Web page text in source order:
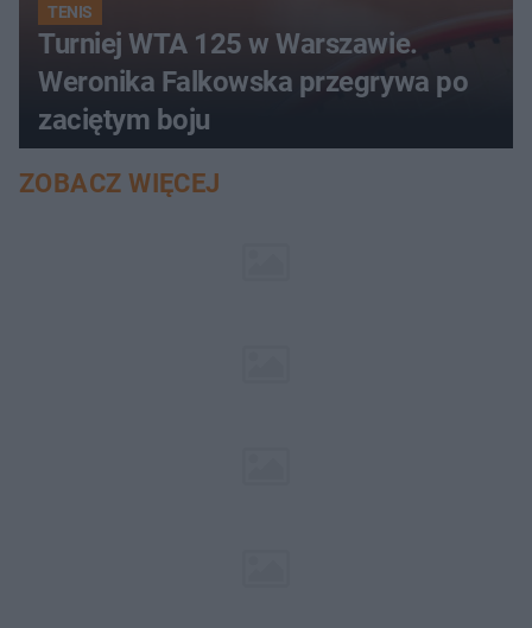
TENIS
Turniej WTA 125 w Warszawie.
Weronika Falkowska przegrywa po
zaciętym boju
ZOBACZ WIĘCEJ